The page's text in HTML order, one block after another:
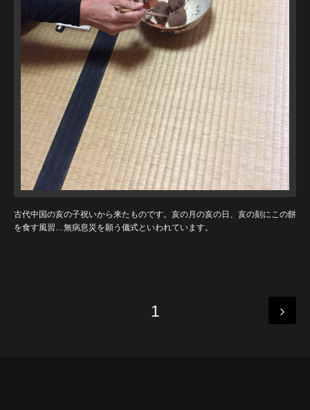
古代中国の亥の子祝いから来たものです。亥の月の亥の日、亥の刻にこの餅
を食す風習…無病息災を願う儀式といわれています。
1